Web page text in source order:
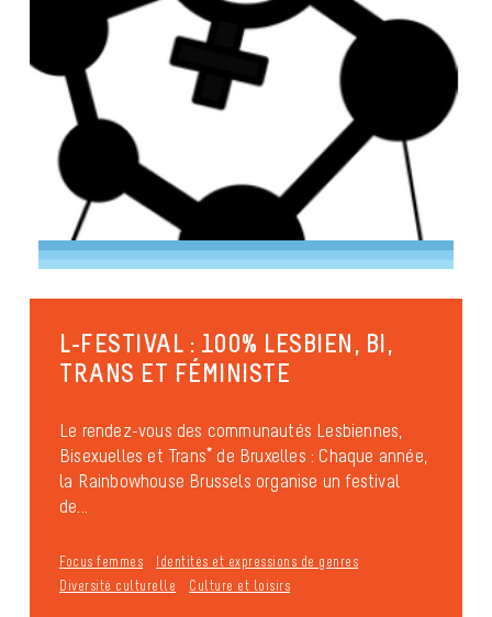
L-FESTIVAL : 100% LESBIEN, BI,
TRANS ET FÉMINISTE
Le rendez-vous des communautés Lesbiennes,
Bisexuelles et Trans* de Bruxelles : Chaque année,
la Rainbowhouse Brussels organise un festival
de...
Focus femmes
Identités et expressions de genres
Diversité culturelle
Culture et loisirs